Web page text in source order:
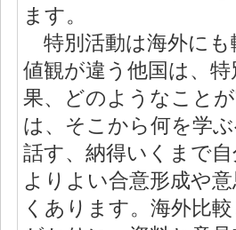
ます。
特別活動は海外にも
値観が違う他国は、
果、どのようなこと
は、そこから何を学
話す、納得いくまで
よりよい合意形成や
くあります。海外比